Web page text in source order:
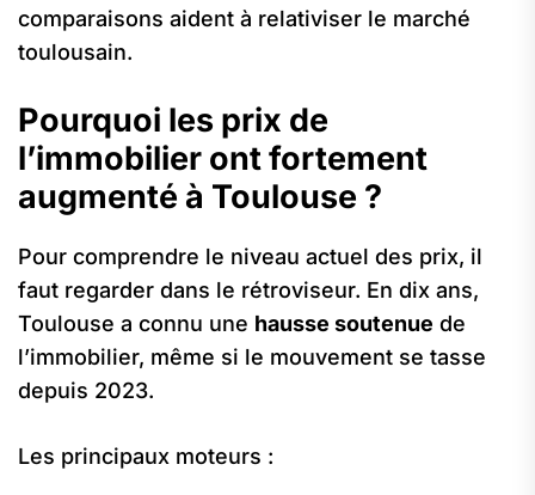
comparaisons aident à relativiser le marché
toulousain.
Pourquoi les prix de
l’immobilier ont fortement
augmenté à Toulouse ?
Pour comprendre le niveau actuel des prix, il
faut regarder dans le rétroviseur. En dix ans,
Toulouse a connu une hausse soutenue de
l’immobilier, même si le mouvement se tasse
depuis 2023.
Les principaux moteurs :